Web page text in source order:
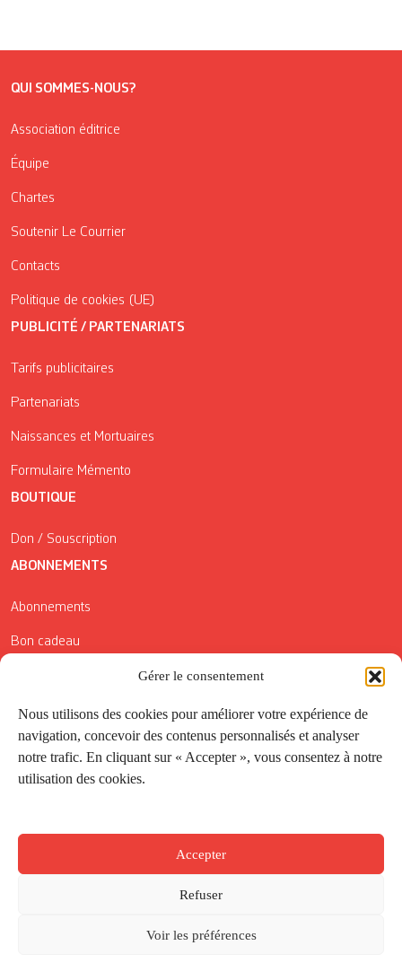
Gérer le consentement
Nous utilisons des cookies pour améliorer votre expérience de
navigation, concevoir des contenus personnalisés et analyser
notre trafic. En cliquant sur « Accepter », vous consentez à notre
utilisation des cookies.
Accepter
Refuser
Voir les préférences
QUI SOMMES-NOUS?
Association éditrice
Équipe
Chartes
Soutenir Le Courrier
Contacts
Politique de cookies (UE)
PUBLICITÉ / PARTENARIATS
Tarifs publicitaires
Partenariats
Naissances et Mortuaires
Formulaire Mémento
BOUTIQUE
Don / Souscription
ABONNEMENTS
Abonnements
Bon cadeau
Conditions générales de vente
Réductions de la Carte Côté Courrier
Application